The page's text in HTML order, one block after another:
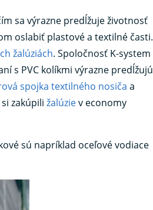
sa výrazne predĺžuje životnosť
oslabiť plastové a textilné časti.
žalúziách . Spoločnosť K-system
s PVC kolíkmi výrazne predĺžujú
spojka textilného nosiča a
zakúpili žalúziev economy
sú napríklad oceľové vodiace